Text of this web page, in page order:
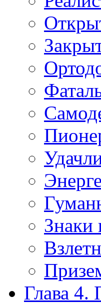
Знаки
Глава 4.